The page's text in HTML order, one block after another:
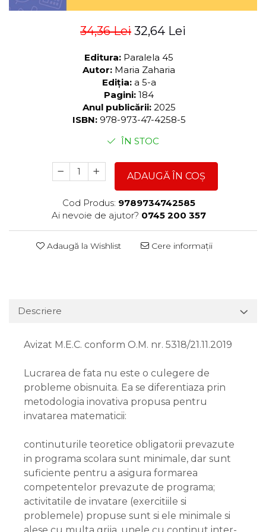
34,36 Lei 32,64 Lei
Editura: Paralela 45
Autor: Maria Zaharia
Ediția: a 5-a
Pagini: 184
Anul publicării: 2025
ISBN: 978-973-47-4258-5
ÎN STOC
ADAUGĂ ÎN COȘ
Cod Produs: 9789734742585
Ai nevoie de ajutor? 0745 200 357
Adaugă la Wishlist Cere informații
Descriere
Avizat M.E.C. conform O.M. nr. 5318/21.11.2019
Lucrarea de fata nu este o culegere de
probleme obisnuita. Ea se diferentiaza prin
metodologia inovativa propusa pentru
invatarea matematicii:
continuturile teoretice obligatorii prevazute
in programa scolara sunt minimale, dar sunt
suficiente pentru a asigura formarea
competentelor prevazute de programa;
activitatile de invatare (exercitiile si
problemele) propuse sunt si ele minimale si
alese cu multa grija, unele cu continut inter-